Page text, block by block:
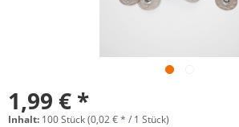
1,99 € *
Inhalt: 100 Stück (0,02 € * / 1 Stück)